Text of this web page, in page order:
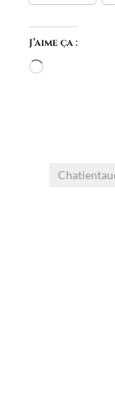
J’aime ça :
Chargement…